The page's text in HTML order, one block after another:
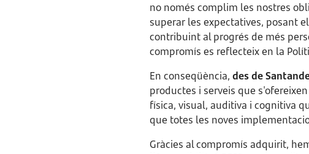
no només complim les nostres
superar les expectatives, posant
contribuint al progrés de més
compromís es reflecteix en la
En conseqüència, des de
productes i serveis que
física, visual, auditiva i cognitiva
que totes les noves
Gràcies al compromís adquirit,